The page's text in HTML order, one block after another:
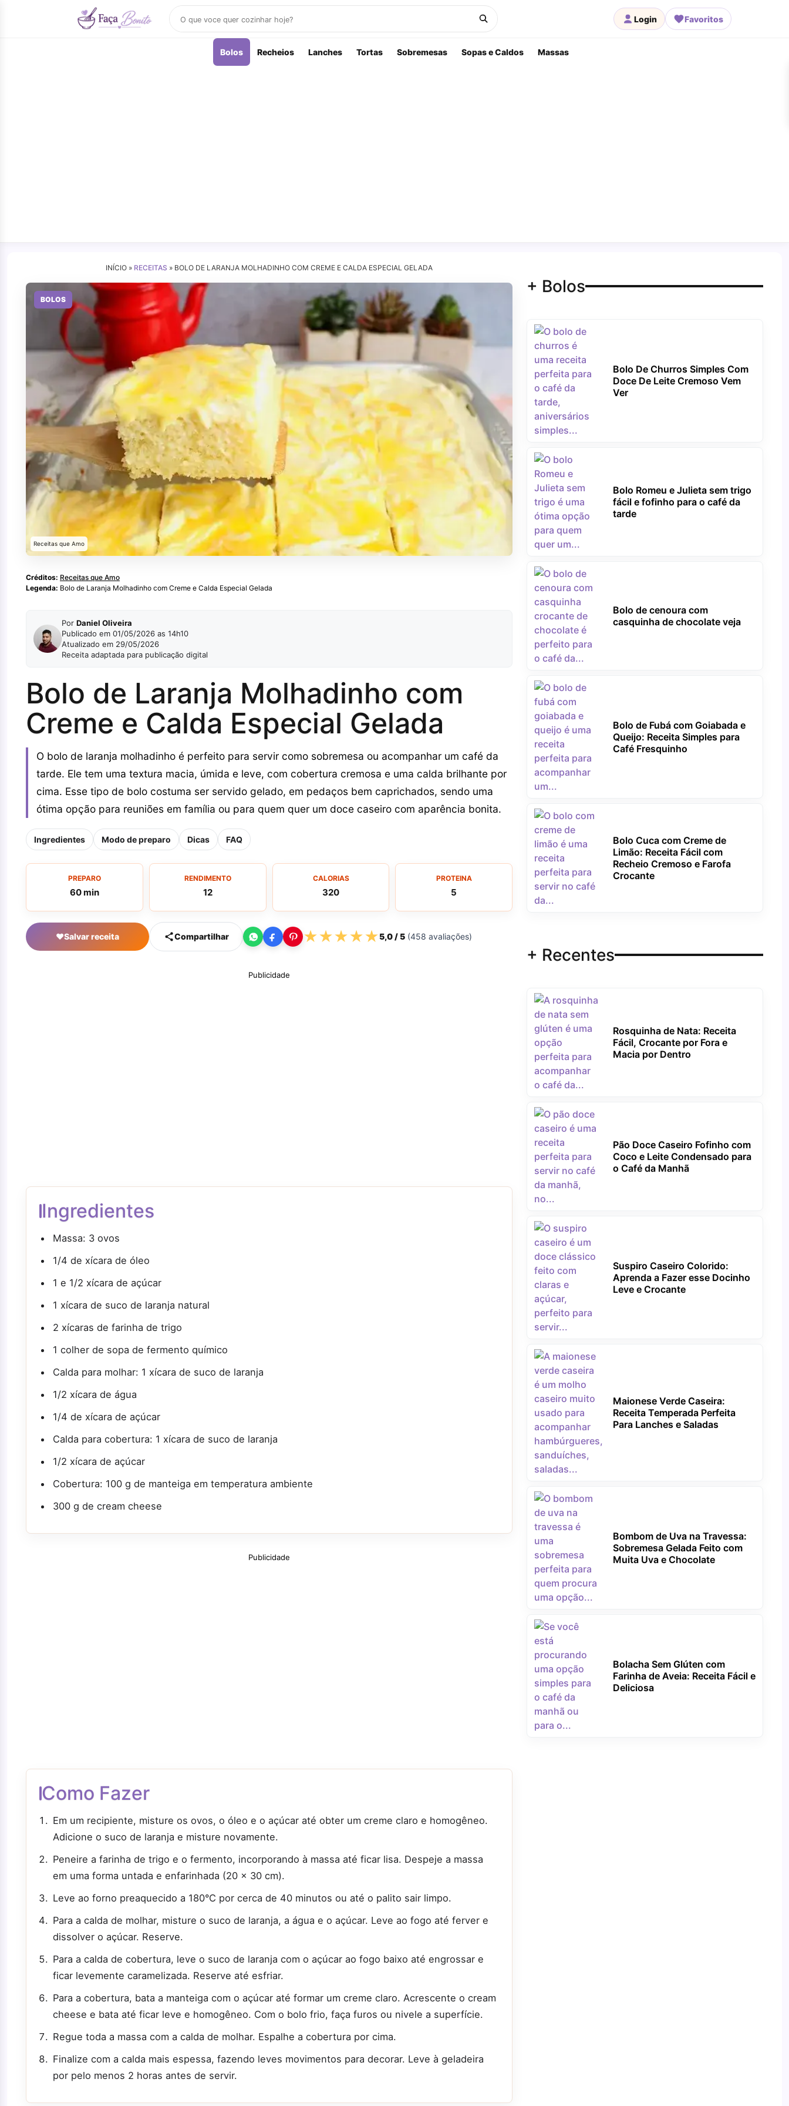
receitas
Login Favoritos
Bolos Recheios Lanches Tortas Sobremesas Sopas e Caldos Massas
INÍCIO » RECEITAS » BOLO DE LARANJA MOLHADINHO COM CREME E CALDA ESPECIAL GELADA
BOLOS
Receitas que Amo
Créditos: Receitas que Amo
Legenda: Bolo de Laranja Molhadinho com Creme e Calda Especial Gelada
Por Daniel Oliveira
Publicado em 01/05/2026 as 14h10
Atualizado em 29/05/2026
Receita adaptada para publicação digital
Bolo de Laranja Molhadinho com
Creme e Calda Especial Gelada
O bolo de laranja molhadinho é perfeito para servir como sobremesa ou acompanhar um café da
tarde. Ele tem uma textura macia, úmida e leve, com cobertura cremosa e uma calda brilhante por
cima. Esse tipo de bolo costuma ser servido gelado, em pedaços bem caprichados, sendo uma
ótima opção para reuniões em família ou para quem quer um doce caseiro com aparência bonita.
Ingredientes Modo de preparo Dicas FAQ
PREPARO
60 min
RENDIMENTO
12
CALORIAS
320
PROTEINA
5
♥Salvar receita Compartilhar ★★★★★5,0/ 5 (458 avaliações)
Publicidade
Ingredientes
Massa: 3 ovos
1/4 de xícara de óleo
1 e 1/2 xícara de açúcar
1 xícara de suco de laranja natural
2 xícaras de farinha de trigo
1 colher de sopa de fermento químico
Calda para molhar: 1 xícara de suco de laranja
1/2 xícara de água
1/4 de xícara de açúcar
Calda para cobertura: 1 xícara de suco de laranja
1/2 xícara de açúcar
Cobertura: 100 g de manteiga em temperatura ambiente
300 g de cream cheese
Publicidade
Como Fazer
Em um recipiente, misture os ovos, o óleo e o açúcar até obter um creme claro e homogêneo.
Adicione o suco de laranja e misture novamente.
Peneire a farinha de trigo e o fermento, incorporando à massa até ficar lisa. Despeje a massa
em uma forma untada e enfarinhada (20 x 30 cm).
Leve ao forno preaquecido a 180°C por cerca de 40 minutos ou até o palito sair limpo.
Para a calda de molhar, misture o suco de laranja, a água e o açúcar. Leve ao fogo até ferver e
dissolver o açúcar. Reserve.
Para a calda de cobertura, leve o suco de laranja com o açúcar ao fogo baixo até engrossar e
ficar levemente caramelizada. Reserve até esfriar.
Para a cobertura, bata a manteiga com o açúcar até formar um creme claro. Acrescente o cream
cheese e bata até ficar leve e homogêneo. Com o bolo frio, faça furos ou nivele a superfície.
Regue toda a massa com a calda de molhar. Espalhe a cobertura por cima.
Finalize com a calda mais espessa, fazendo leves movimentos para decorar. Leve à geladeira
por pelo menos 2 horas antes de servir.
+ Bolos
Bolo De Churros Simples Com
Doce De Leite Cremoso Vem
Ver
Bolo Romeu e Julieta sem trigo
fácil e fofinho para o café da
tarde
Bolo de cenoura com
casquinha de chocolate veja
Bolo de Fubá com Goiabada e
Queijo: Receita Simples para
Café Fresquinho
Bolo Cuca com Creme de
Limão: Receita Fácil com
Recheio Cremoso e Farofa
Crocante
+ Recentes
Rosquinha de Nata: Receita
Fácil, Crocante por Fora e
Macia por Dentro
Pão Doce Caseiro Fofinho com
Coco e Leite Condensado para
o Café da Manhã
Suspiro Caseiro Colorido:
Aprenda a Fazer esse Docinho
Leve e Crocante
Maionese Verde Caseira:
Receita Temperada Perfeita
Para Lanches e Saladas
Bombom de Uva na Travessa:
Sobremesa Gelada Feito com
Muita Uva e Chocolate
Bolacha Sem Glúten com
Farinha de Aveia: Receita Fácil e
Deliciosa